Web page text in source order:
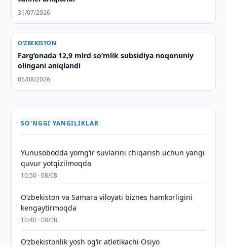
31/07/2026
O‘ZBEKISTON
Farg‘onada 12,9 mlrd so‘mlik subsidiya noqonuniy
olingani aniqlandi
05/08/2026
SO'NGGI YANGILIKLAR
Yunusobodda yomg‘ir suvlarini chiqarish uchun yangi
quvur yotqizilmoqda
10:50 · 08/08
Oʻzbekiston va Samara viloyati biznes hamkorligini
kengaytirmoqda
10:40 · 08/08
O‘zbekistonlik yosh og‘ir atletikachi Osiyo